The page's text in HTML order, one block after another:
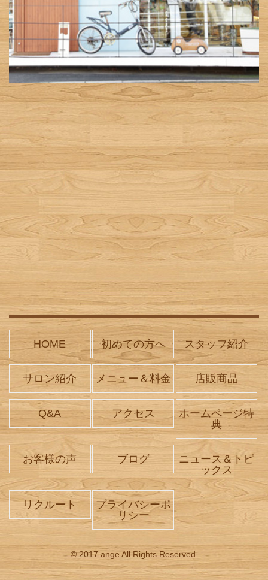
HOME 初めての方へ スタッフ紹介
サロン紹介 メニュー＆料金 店販商品
Q&A アクセス
ホームページ特
典
お客様の声 ブログ
ニュース＆トピ
ックス
リクルート
プライバシーポ
リシー
© 2017 ange All Rights Reserved.